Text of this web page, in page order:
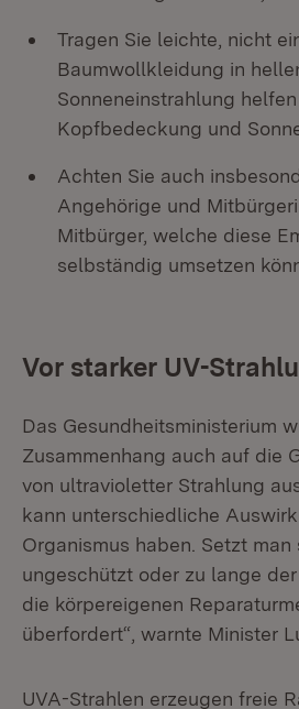
Tragen Sie leichte, nicht
Baumwollkleidung in
Sonneneinstrahlung
Kopfbedeckung und
Achten Sie auch
Angehörige und
Mitbürger, welche diese
selbständig umsetzen
Vor starker UV-
Das Gesundheitsministerium
Zusammenhang auch auf die
von ultravioletter Strahlung
kann unterschiedliche
Organismus haben. Setzt
ungeschützt oder zu lange
die körpereigenen
überfordert“, warnte Minister
UVA-Strahlen erzeugen freie